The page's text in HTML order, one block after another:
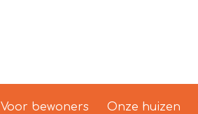
Voor bewoners Onze huizen